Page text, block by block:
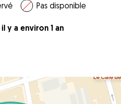
Pas disponible
y a environ 1 an